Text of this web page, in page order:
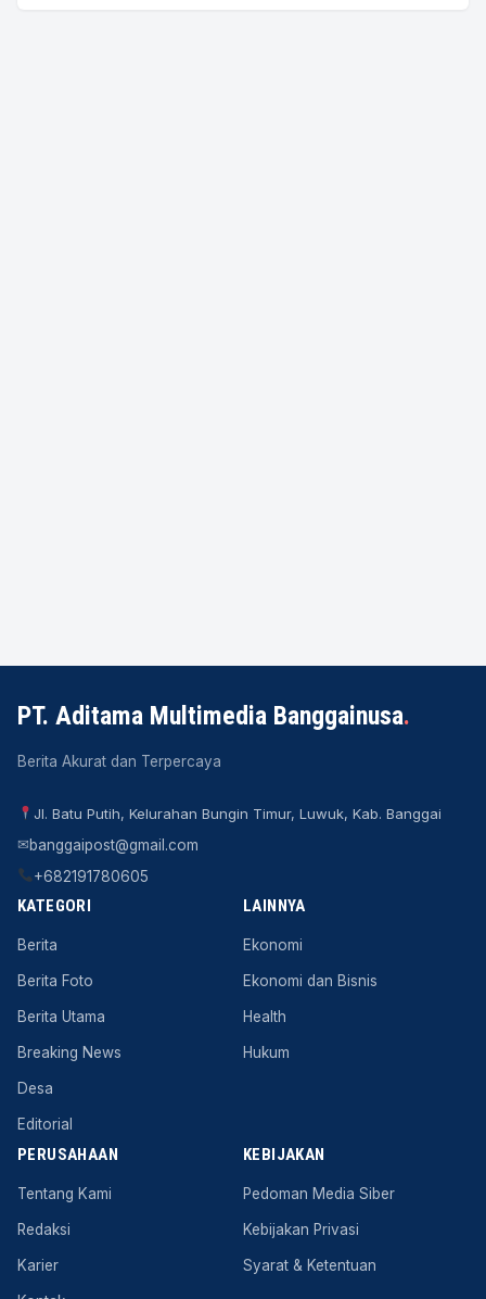
PT. Aditama Multimedia Banggainusa.
Berita Akurat dan Terpercaya
Jl. Batu Putih, Kelurahan Bungin Timur, Luwuk, Kab. Banggai
✉banggaipost@gmail.com
+682191780605
KATEGORI
Berita
Berita Foto
Berita Utama
Breaking News
Desa
Editorial
LAINNYA
Ekonomi
Ekonomi dan Bisnis
Health
Hukum
PERUSAHAAN
Tentang Kami
Redaksi
Karier
KEBIJAKAN
Pedoman Media Siber
Kebijakan Privasi
Syarat & Ketentuan